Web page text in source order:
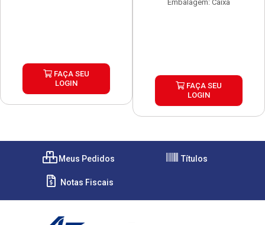
FAÇA SEU
LOGIN
Embalagem: Caixa
FAÇA SEU
LOGIN
Meus Pedidos Títulos
Notas Fiscais